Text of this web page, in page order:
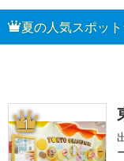
夏の人気スポッ
1